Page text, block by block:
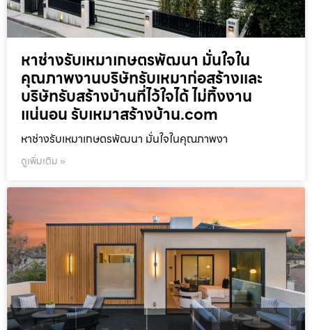
หาช่างรับเหมาเกษตรพัฒนา มั่นใจใน
คุณภาพงานบริษัทรับเหมาก่อสร้างและ
บริษัทรับสร้างบ้านที่ไว้ใจได้ ไม่ทิ้งงาน
แน่นอน รับเหมาสร้างบ้าน.com
หาช่างรับเหมาเกษตรพัฒนา มั่นใจในคุณภาพงา
ดูเพิ่มเติม »